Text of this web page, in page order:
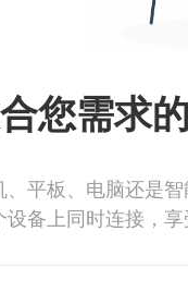
您需求
平板、电脑还是智
备上同时连接，享